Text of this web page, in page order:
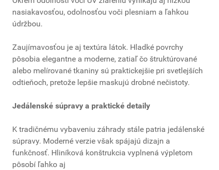
nasiakavosťou, odolnosťou voči plesniam a ľahkou
údržbou.
Zaujímavosťou je aj textúra látok. Hladké povrchy
pôsobia elegantne a moderne, zatiaľ čo štruktúrované
alebo melírované tkaniny sú praktickejšie pri svetlejších
odtieňoch, pretože lepšie maskujú drobné nečistoty.
Jedálenské súpravy a praktické detaily
K tradičnému vybaveniu záhrady stále patria jedálenské
súpravy. Moderné verzie však spájajú dizajn a
funkčnosť. Hliníková konštrukcia vyplnená výpletom
pôsobí ľahko aj